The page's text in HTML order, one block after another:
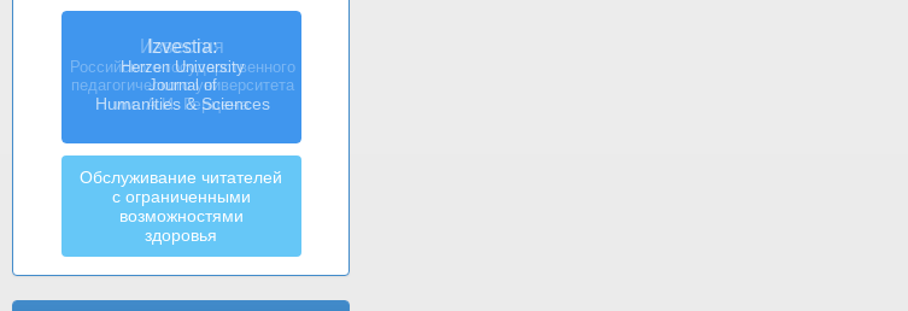
Izvestia:
Herzen University
Journal of
Humanities & Sciences
Обслуживание читателей
с ограниченными
возможностями
здоровья